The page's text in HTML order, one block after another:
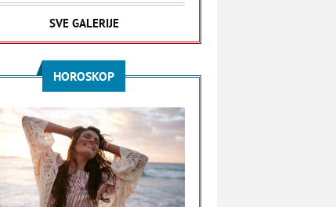
SVE GALERIJE
HOROSKOP